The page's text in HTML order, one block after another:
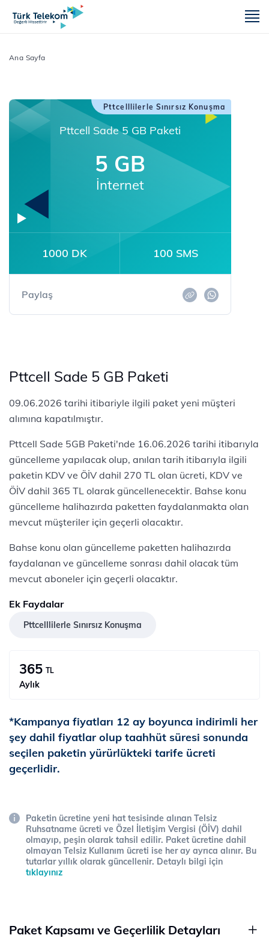
Ana Sayfa
Pttcelllilerle Sınırsız Konuşma
Pttcell Sade 5 GB Paketi
5 GB
İnternet
1000 DK 100 SMS
Paylaş
Pttcell Sade 5 GB Paketi
09.06.2026 tarihi itibariyle ilgili paket yeni müşteri
alımına kapatılmıştır.
Pttcell Sade 5GB Paketi'nde 16.06.2026 tarihi itibarıyla
güncelleme yapılacak olup, anılan tarih itibarıyla ilgili
paketin KDV ve ÖİV dahil 270 TL olan ücreti, KDV ve
ÖİV dahil 365 TL olarak güncellenecektir. Bahse konu
güncelleme halihazırda paketten faydalanmakta olan
mevcut müşteriler için geçerli olacaktır.
Bahse konu olan güncelleme paketten halihazırda
faydalanan ve güncelleme sonrası dahil olacak tüm
mevcut aboneler için geçerli olacaktır.
Ek Faydalar
Pttcelllilerle Sınırsız Konuşma
365 TL
Aylık
*Kampanya fiyatları 12 ay boyunca indirimli her
şey dahil fiyatlar olup taahhüt süresi sonunda
seçilen paketin yürürlükteki tarife ücreti
geçerlidir.
Paketin ücretine yeni hat tesisinde alınan Telsiz
Ruhsatname ücreti ve Özel İletişim Vergisi (ÖİV) dahil
olmayıp, peşin olarak tahsil edilir. Paket ücretine dahil
olmayan Telsiz Kullanım ücreti ise her ay ayrıca alınır. Bu
tutarlar yıllık olarak güncellenir. Detaylı bilgi için
tıklayınız
Paket Kapsamı ve Geçerlilik Detayları